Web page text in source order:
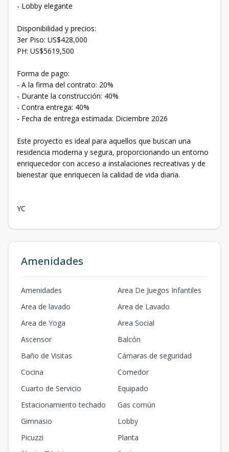
- Lobby elegante
Disponibilidad y precios:
3er Piso: US$428,000
PH: US$5619,500
Forma de pago:
- A la firma del contrato: 20%
- Durante la construcción: 40%
- Contra entrega: 40%
- Fecha de entrega estimada: Diciembre 2026
Este proyecto es ideal para aquellos que buscan una
residencia moderna y segura, proporcionando un entorno
enriquecedor con acceso a instalaciones recreativas y de
bienestar que enriquecen la calidad de vida diaria.
YC
Amenidades
Amenidades
Area De Juegos Infantiles
Area de lavado
Area de Lavado
Area de Yoga
Area Social
Ascensor
Balcón
Baño de Visitas
Cámaras de seguridad
Cocina
Comedor
Cuarto de Servicio
Equipado
Estacionamiento techado
Gas común
Gimnasio
Lobby
Picuzzi
Planta